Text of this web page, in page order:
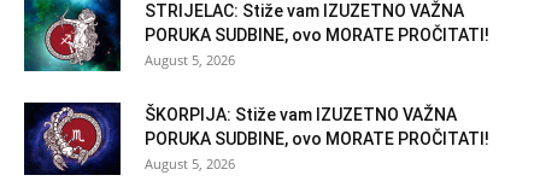
STRIJELAC: Stiže vam IZUZETNO VAŽNA
PORUKA SUDBINE, ovo MORATE PROČITATI!
August 5, 2026
ŠKORPIJA: Stiže vam IZUZETNO VAŽNA
PORUKA SUDBINE, ovo MORATE PROČITATI!
August 5, 2026